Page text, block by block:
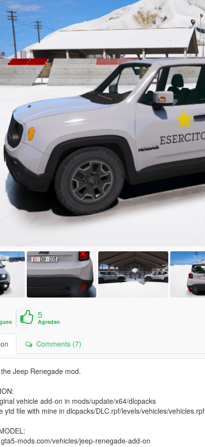
5
Agradan
Comments (7)
Jeep Renegade mod.
vehicle add-on in mods/update/x64/dlcpacks
ytd file with mine in dlcpacks/DLC.rpf/levels/vehicles/vehicles.rpf
mods.com/vehicles/jeep-renegade-add-on